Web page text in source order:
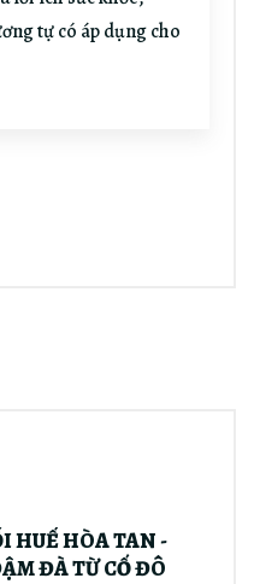
tự có áp dụng cho
HUẾ HÒA TAN -
ĐÀ TỪ CỐ ĐÔ